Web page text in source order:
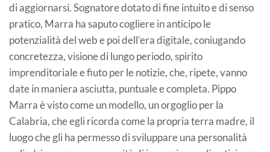
di aggiornarsi. Sognatore dotato di fine intuito e di senso
pratico, Marra ha saputo cogliere in anticipo le
potenzialità del web e poi dell’era digitale, coniugando
concretezza, visione di lungo periodo, spirito
imprenditoriale e fiuto per le notizie, che, ripete, vanno
date in maniera asciutta, puntuale e completa. Pippo
Marra è visto come un modello, un orgoglio per la
Calabria, che egli ricorda come la propria terra madre, il
luogo che gli ha permesso di sviluppare una personalità